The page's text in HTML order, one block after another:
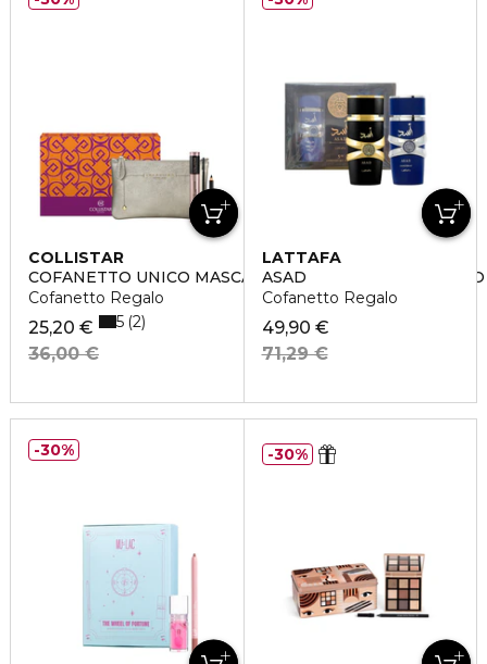
COLLISTAR
COFANETTO UNICO MASCARA VOLUME NERO INTENSO
Cofanetto Regalo
25,20 €
36,00 €
5 2
LATTAFA
ASAD
Cofanetto Regalo
49,90 €
71,29 €
30% 30%